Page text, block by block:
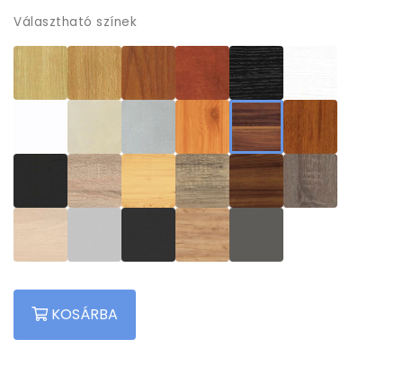
Választható színek
KOSÁRBA